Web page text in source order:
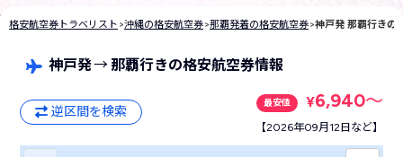
格安航空券トラベリスト >沖縄の格安航空券>那覇発着の格安航空券>神戸発 那覇行きの
神戸発→那覇行きの格安航空券情報
逆区間を検索
最安値 ¥6,940〜
【2026年09月12日など】